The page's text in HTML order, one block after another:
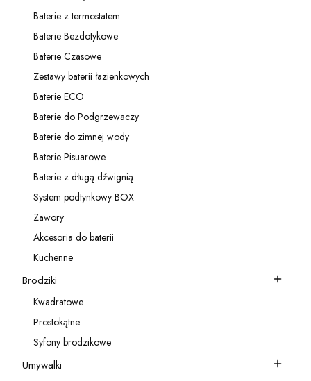
Kategoria - Baterie z termostatem
Baterie z termostatem
Kategoria - Baterie Bezdotykowe
Baterie Bezdotykowe
Kategoria - Baterie Czasowe
Baterie Czasowe
Kategoria - Zestawy baterii łazienkowych
Zestawy baterii łazienkowych
Kategoria - Baterie ECO
Baterie ECO
Kategoria - Baterie do Podgrzewaczy
Baterie do Podgrzewaczy
Kategoria - Baterie do zimnej wody
Baterie do zimnej wody
Kategoria - Baterie Pisuarowe
Baterie Pisuarowe
Kategoria - Baterie z długą dźwignią
Baterie z długą dźwignią
Kategoria - System podtynkowy BOX
System podtynkowy BOX
Kategoria - Zawory
Zawory
Kategoria - Akcesoria do baterii
Akcesoria do baterii
Kategoria - Kuchenne
Kuchenne
Kategoria - Brodziki
Brodziki
Kategoria - Kwadratowe
Kwadratowe
Kategoria - Prostokątne
Prostokątne
Kategoria - Syfony brodzikowe
Syfony brodzikowe
Kategoria - Umywalki
Umywalki